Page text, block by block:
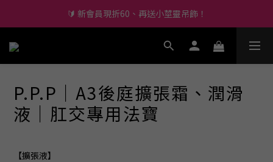
🔫 全館滿千免運，下單再抽東京來回機票
🔫 全館滿千免運，下單再抽東京來回機票
尚未有任何評價
P.P.P｜A3後庭擴張霜、潤滑
液｜肛交專用法寶
【擴張液】